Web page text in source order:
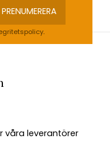
PRENUMERERA
.
våra leverantörer